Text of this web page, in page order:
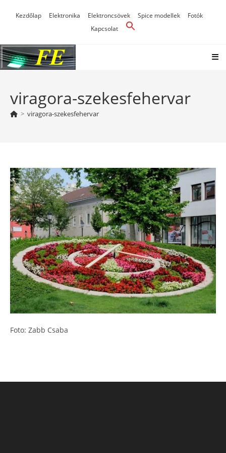
Kezdőlap Elektronika Elektroncsövek Spice modellek
Fotók
Kapcsolat
viragora-szekesfehervar
> viragora-szekesfehervar
Foto: Zabb Csaba